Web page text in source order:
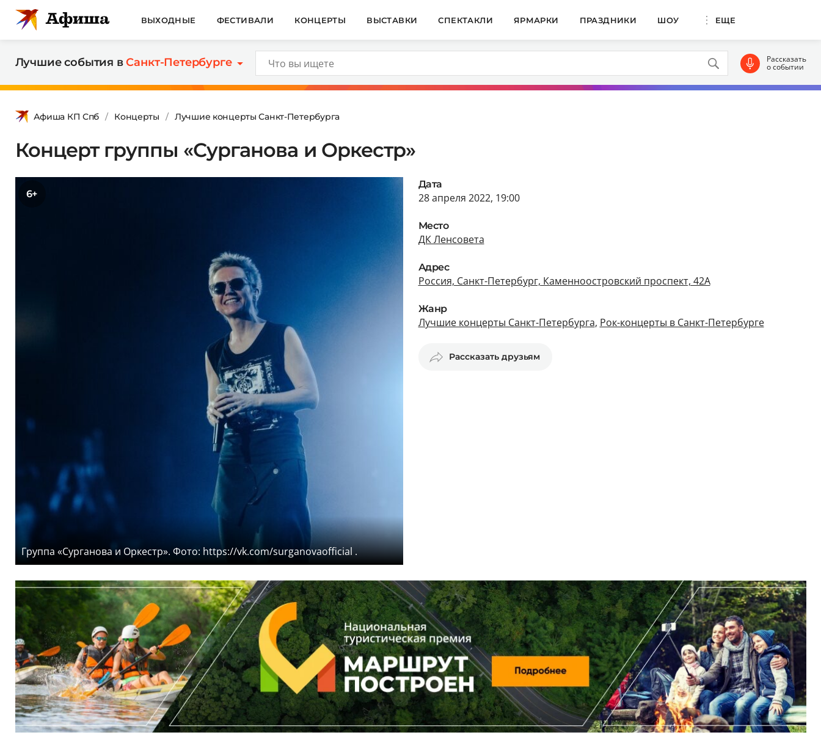
ВЫХОДНЫЕ ФЕСТИВАЛИ КОНЦЕРТЫ ВЫСТАВКИ СПЕКТАКЛИ ЯРМАРКИ ПРАЗДНИКИ ШОУ ЕЩЕ
Лучшие события вСанкт-Петербурге Рассказать
о событии
Афиша КП Спб Концерты Лучшие концерты Санкт-Петербурга
Концерт группы «Сурганова и Оркестр»
6+
Группа «Сурганова и Оркестр». Фото: https://vk.com/surganovaofficial .
Дата
28 апреля 2022, 19:00
Место
ДК Ленсовета
Адрес
Россия, Санкт-Петербург, Каменноостровский проспект, 42А
Жанр
Лучшие концерты Санкт-Петербурга, Рок-концерты в Санкт-Петербурге
Рассказать друзьям